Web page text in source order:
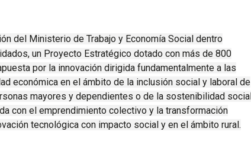
del Ministerio de Trabajo y Economía Social dentro
, un Proyecto Estratégico dotado con más de 800
por la innovación dirigida fundamentalmente a las
económica en el ámbito de la inclusión social y laboral de
mayores y dependientes o de la sostenibilidad social
con el emprendimiento colectivo y la transformación
tecnológica con impacto social y en el ámbito rural.